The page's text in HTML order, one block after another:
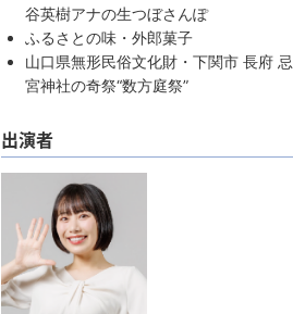
谷英樹アナの生つぼさんぽ
ふるさとの味・外郎菓子
山口県無形民俗文化財・下関市 長府 忌
宮神社の奇祭“数方庭祭”
出演者